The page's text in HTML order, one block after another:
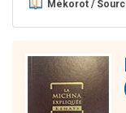
Mékorot /